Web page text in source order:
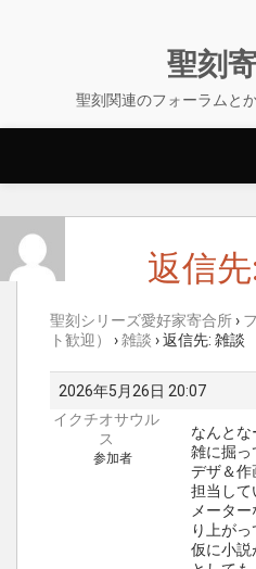
聖刻
聖刻関連のフォーラムと
返信
聖刻シリーズ愛好家寄合所›
ト歓迎）
›雑談 ›返信先: 雑談
2026年5月26日 20:07
イクチオサウル
ス
参加者
なんとな
雑に掘っ
デザ＆作
担当して
メータ
り上がっ
仮に小説